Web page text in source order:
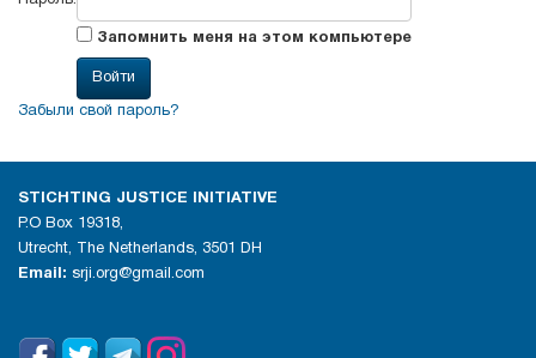
Запомнить меня на этом компьютере
Забыли свой пароль?
STICHTING JUSTICE INITIATIVE
P.O Box 19318,
Utrecht, The Netherlands, 3501 DH
Email: srji.org@gmail.com